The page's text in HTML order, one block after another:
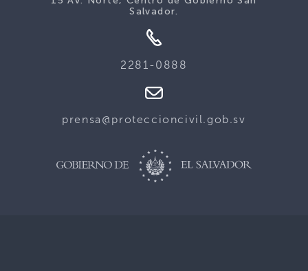
Salvador.
2281-0888
prensa@proteccioncivil.gob.sv